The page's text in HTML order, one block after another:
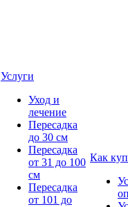
Услуги
Уход и
лечение
Пересадка
до 30 см
Пересадка
от 31 до 100
см
Пересадка
от 101 до
Как